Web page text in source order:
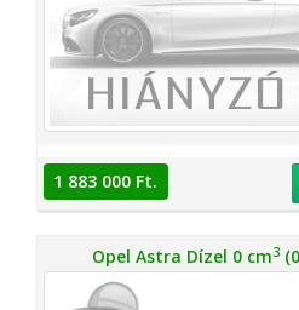
1 883 000 Ft.
Opel Astra Dízel 0 cm3(0